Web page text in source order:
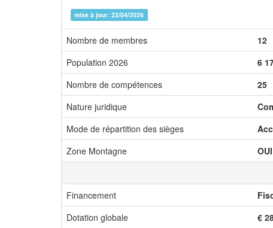
mise à jour: 22/04/2026
Nombre de membres 12
Population 2026
6
Nombre de compétences
25
Nature juridique
Mode de répartition des sièges
Zone Montagne
OUI
Financement
Dotation globale
€